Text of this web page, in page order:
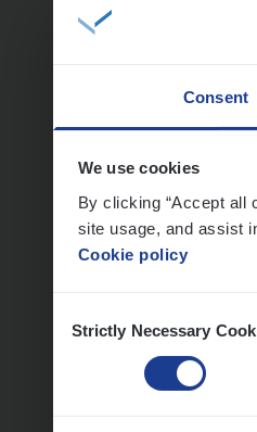
Consent
We use cookies
By clicking “Accept all
site usage, and assist
Cookie policy
Selection
Strictly Necessary